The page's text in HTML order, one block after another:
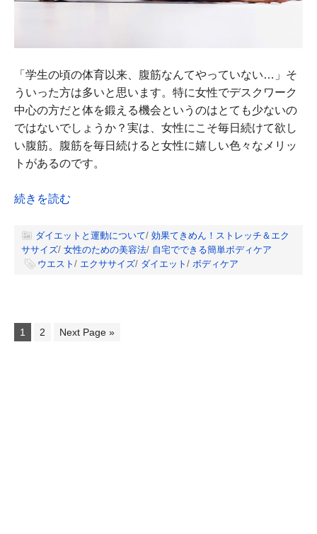
「学生の頃の体育以来、腹筋なんてやっていない…」そ
ういった方は多いと思います。特に女性でデスクワーク
中心の方だと体を鍛える機会というのはとても少ないの
ではないでしょうか？実は、女性にこそ毎日続けて欲し
い腹筋。腹筋を毎日続けると女性に嬉しい色々なメリッ
トがあるのです。
続きを読む
ダイエットと運動について/ 効果てきめん！ストレッチ＆エク
ササイズ/ 女性のための美容法/ 自宅でできる簡単ボディケア
ウエスト / エクササイズ/ ダイエット / ボディケア
1 2 Next Page »